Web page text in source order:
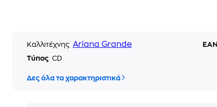
Καλλιτέχνης Ariana Grande EAN
Τύπος CD
Δες όλα τα χαρακτηριστικά